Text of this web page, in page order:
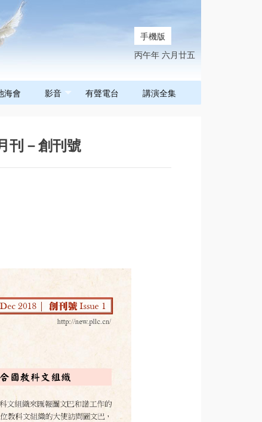
手機版
丙午年 六月廿五
海會 影音 有聲電台 講演全集
刊－創刊號